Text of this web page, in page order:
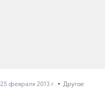
25 февраля 2013 г. Другое